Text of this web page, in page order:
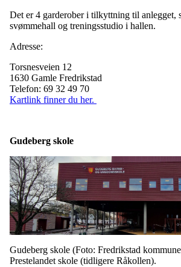
Det er 4 garderober i tilkyttning til anlegget,
svømmehall og treningsstudio i hallen.
Adresse:
Torsnesveien 12
1630 Gamle Fredrikstad
Telefon: 69 32 49 70
Kartlink finner du her.
Gudeberg skole
Gudeberg skole (Foto: Fredrikstad
Prestelandet skole (tidligere Råkollen).